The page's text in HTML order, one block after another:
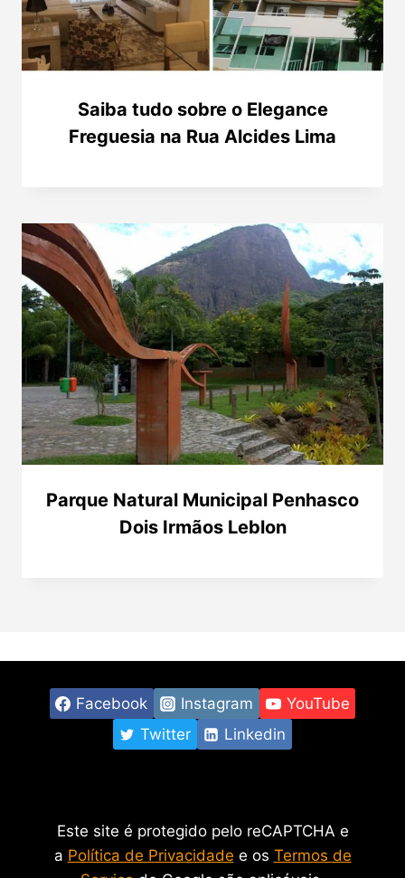
Saiba tudo sobre o Elegance
Freguesia na Rua Alcides Lima
Parque Natural Municipal Penhasco
Dois Irmãos Leblon
Facebook Instagram
YouTube
Twitter
Linkedin
Este site é protegido pelo reCAPTCHA e
a Política de Privacidade e os Termos de